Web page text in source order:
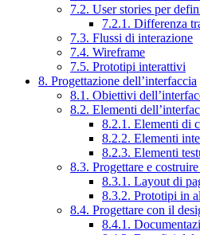
7.2. User stories per
7.2.1. Differenza
7.3. Flussi di interazione
7.4. Wireframe
7.5. Prototipi interattivi
8. Progettazione dell’interfaccia
8.1. Obiettivi
8.2. Elementi
8.2.1. Elementi di
8.2.2. Elementi
8.2.3. Elementi
8.3. Progettare e
8.3.1. Layout di
8.3.2. Prototipi in
8.4. Progettare con il
8.4.1.